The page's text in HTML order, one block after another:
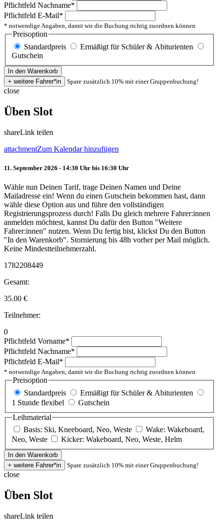
Pflichtfeld Nachname*
Pflichtfeld E-Mail*
* notwendige Angaben, damit wir die Buchung richtig zuordnen können
Preisoption
Standardpreis
Ermäßigt für Schüler & Abiturienten
Gutschein
Spare zusätzlich 10% mit einer Gruppenbuchung!
close
Üben Slot
shareLink teilen
attachmentZum Kalendar hinzufügen
11. September 2026 - 14:30 Uhr bis 16:30 Uhr
Wähle nun Deinen Tarif, trage Deinen Namen und Deine
Mailadresse ein! Wenn du einen Gutschein bekommen hast, dann
wähle diese Option aus und führe den vollständigen
Registrierungsprozess durch! Falls Du gleich mehrere Fahrer:innen
anmelden möchtest, kannst Du dafür den Button "Weitere
Fahrer:innen" nutzen. Wenn Du fertig bist, klickst Du den Button
"In den Warenkorb". Stornierung bis 48h vorher per Mail möglich.
Keine Mindestteilnehmerzahl.
1782208449
Gesamt:
35.00 €
Teilnehmer:
0
Pflichtfeld Vorname*
Pflichtfeld Nachname*
Pflichtfeld E-Mail*
* notwendige Angaben, damit wir die Buchung richtig zuordnen können
Preisoption
Standardpreis
Ermäßigt für Schüler & Abiturienten
1 Stunde flexibel
Gutschein
Leihmaterial
Basis: Ski, Kneeboard, Neo, Weste
Wake: Wakeboard,
Neo, Weste
Kicker: Wakeboard, Neo, Weste, Helm
Spare zusätzlich 10% mit einer Gruppenbuchung!
close
Üben Slot
shareLink teilen